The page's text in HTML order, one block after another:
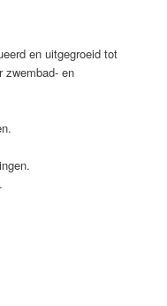
en uitgegroeid tot
zwembad- en